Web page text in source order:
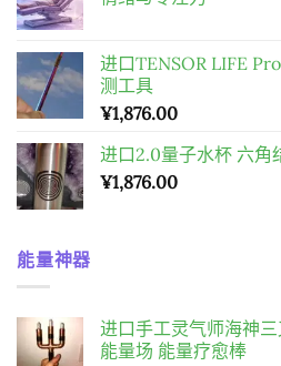
进口TENSOR LIFE
测工具
¥1,876.00
进口2.0量子水杯 六角
¥1,876.00
能量神器
进口手工灵气师海神
能量场 能量疗愈棒